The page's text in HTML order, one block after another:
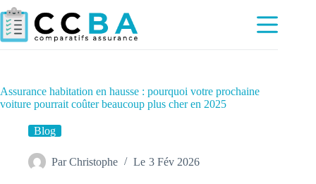
Passer
au
contenu
Assurance habitation en hausse : pourquoi votre prochaine
voiture pourrait coûter beaucoup plus cher en 2025
Blog
Par Christophe Le 3 Fév 2026